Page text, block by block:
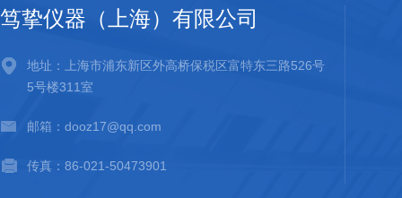
笃挚仪器（上海）有限公司
地址：上海市浦东新区外高桥保税区富特东三路526号
5号楼311室
邮箱：dooz17@qq.com
传真：86-021-50473901